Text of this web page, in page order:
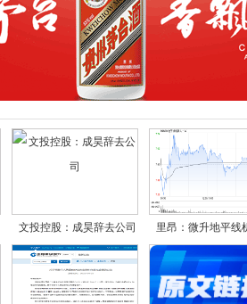
文投控股：成昊辞去公司 里昂：微升地平线